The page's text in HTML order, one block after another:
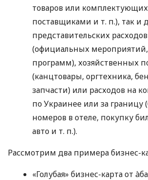
товаров или
поставщиками и т. п.), так и
представительских расходов
(официальных
программ), хозяйственных
(канцтовары, оргтехника,
запчасти) или расходов на
по Украинее или за границу
номеров в отеле, покупку
авто и т. п.).
Рассмотрим два примера бизнес-
«Голубая» бизнес-карта от